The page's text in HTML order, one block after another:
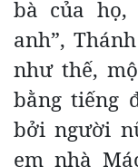
bà của họ,
anh”,
như thế,
bằng tiếng
bởi người
em nhà